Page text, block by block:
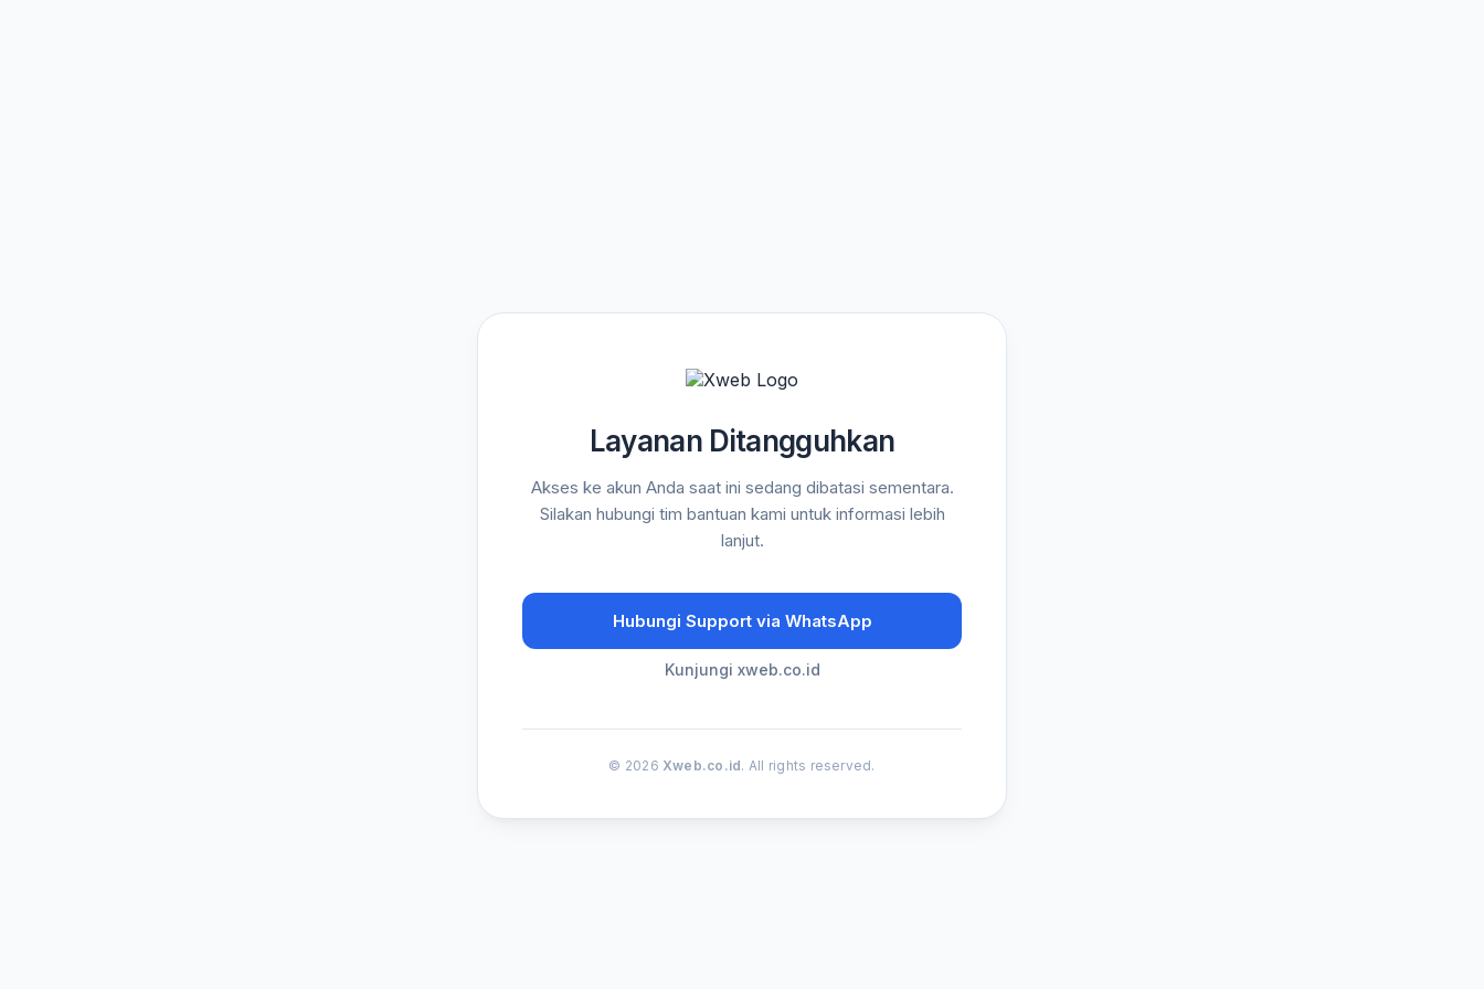
Layanan Ditangguhkan
Akses ke akun Anda saat ini sedang dibatasi sementara.
Silakan hubungi tim bantuan kami untuk informasi lebih
lanjut.
Hubungi Support via WhatsApp
Kunjungi xweb.co.id
© 2026 Xweb.co.id. All rights reserved.